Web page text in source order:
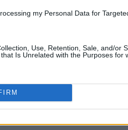
my Personal Data for
Use, Retention, Sale, and/or
Is Unrelated with the Purposes for